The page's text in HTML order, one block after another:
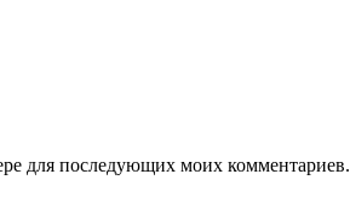
для последующих моих комментариев.